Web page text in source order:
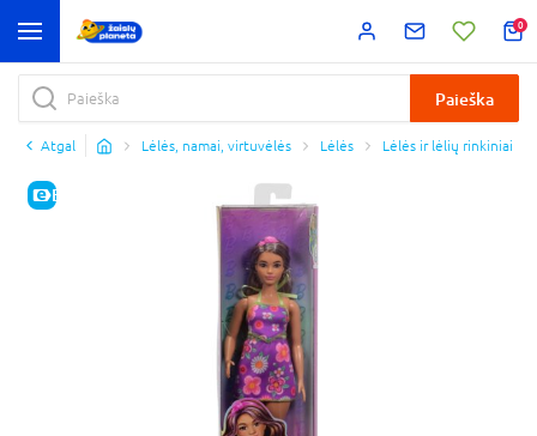
0
Paieška
Atgal Lėlės, namai, virtuvėlės Lėlės Lėlės ir lėlių rinkiniai
E-KAINA